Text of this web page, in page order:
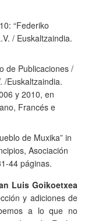
“Federiko
/ Euskaltzaindia.
de Publicaciones /
/Euskaltzaindia.
y 2010, en
Francés e
de Muxika” in
Asociación
44 páginas.
Luis Goikoetxea
y adiciones de
a lo que no